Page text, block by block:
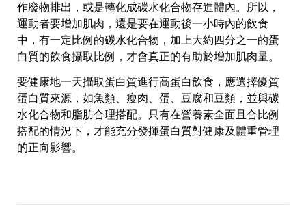
作廢物排出，或是轉化成碳水化合物存進體內。所以，
運動者要增加肌肉，還是要在運動後一小時內的飲食
中，有一定比例的碳水化合物，加上大約四分之一的蛋
白質的飲食攝取比例，才會真正的有助於增加肌肉量。
要健康地一天攝取蛋白質進行高蛋白飲食，應選擇優質
蛋白質來源，如魚類、瘦肉、蛋、豆腐和豆類，並與碳
水化合物和脂肪合理搭配。只有在營養素全面且合比例
搭配的情況下，才能充分發揮蛋白質對健康及體重管理
的正向影響。